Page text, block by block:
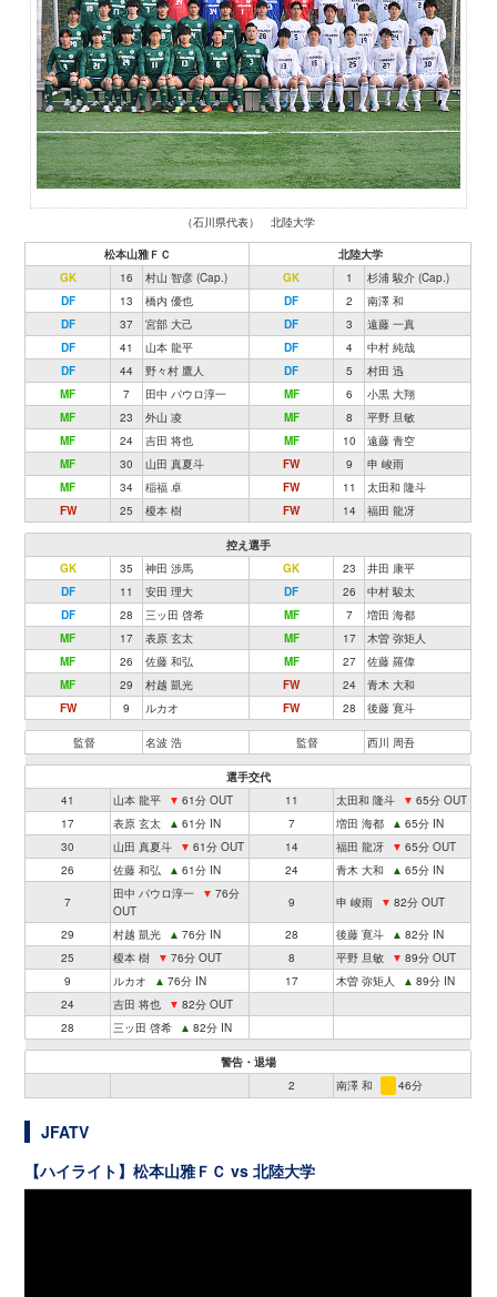
（石川県代表） 北陸大学
松本山雅ＦＣ
北陸大学
GK
16 村山 智彦 (Cap.) GK 1
杉浦 駿介 (Cap.)
DF
13 橋内 優也 DF 2
南澤 和
DF
37 宮部 大己 DF 3
遠藤 一真
DF
41 山本 龍平 DF 4
中村 純哉
DF
44 野々村 鷹人 DF 5
村田 迅
MF
7 田中 パウロ淳一 MF 6
小黒 大翔
MF
23 外山 凌 MF 8
平野 旦敏
MF
24 吉田 将也 MF 10
遠藤 青空
MF
30 山田 真夏斗 FW 9
申 峻雨
MF
34 稲福 卓 FW 11
太田和 隆斗
FW
25 榎本 樹 FW 14 福田 龍冴
控え選手
GK
35 神田 渉馬 GK 23
井田 康平
DF
11 安田 理大 DF 26
中村 駿太
DF
28 三ッ田 啓希 MF 7
増田 海都
MF
17 表原 玄太 MF 17
木曽 弥矩人
MF
26 佐藤 和弘 MF 27
佐藤 羅偉
MF
29 村越 凱光 FW 24
青木 大和
FW
9 ルカオ FW 28 後藤 寛斗
監督 名波 浩 監督 西川 周吾
選手交代
41
山本 龍平 ▼ 61分 OUT 11 太田和 隆斗 ▼ 65分 OUT
17
表原 玄太 ▲ 61分 IN 7 増田 海都 ▲ 65分 IN
30
山田 真夏斗 ▼ 61分 OUT 14 福田 龍冴 ▼ 65分 OUT
26
佐藤 和弘 ▲ 61分 IN 24 青木 大和 ▲ 65分 IN
7
田中 パウロ淳一 ▼ 76分
OUT
9 申 峻雨 ▼ 82分 OUT
29 村越 凱光 ▲ 76分 IN 28 後藤 寛斗 ▲ 82分 IN
25
榎本 樹 ▼ 76分 OUT 8 平野 旦敏 ▼ 89分 OUT
9
ルカオ ▲ 76分 IN 17 木曽 弥矩人 ▲ 89分 IN
24
吉田 将也 ▼ 82分 OUT
28
三ッ田 啓希 ▲ 82分 IN
警告・退場
2
南澤 和 46分
JFATV
【ハイライト】松本山雅ＦＣ vs 北陸大学